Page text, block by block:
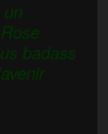
badass